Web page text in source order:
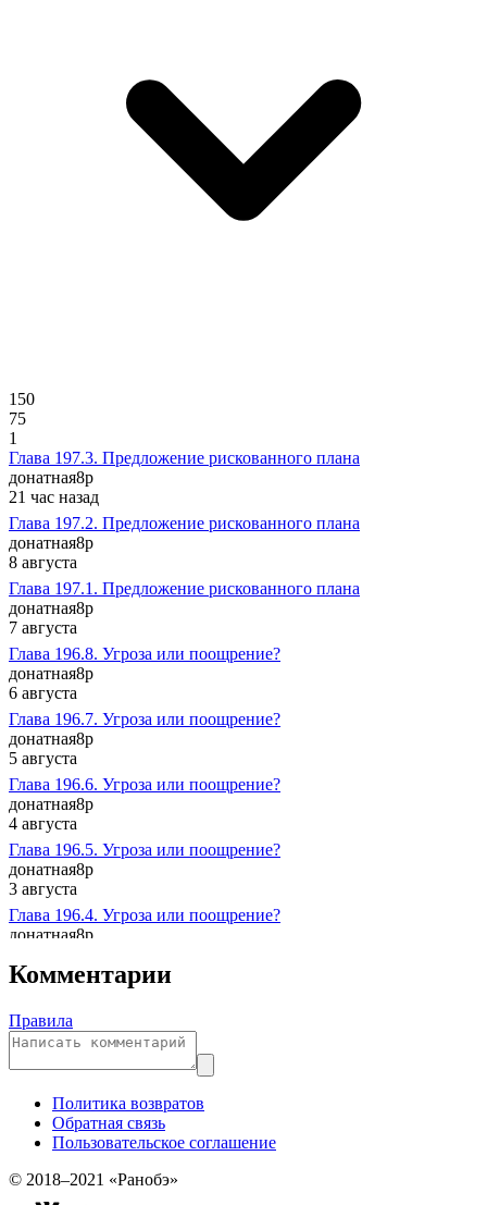
150
75
1
Глава 197.3. Предложение рискованного плана
донатная8p
21 час назад
Глава 197.2. Предложение рискованного плана
донатная8p
8 августа
Глава 197.1. Предложение рискованного плана
донатная8p
7 августа
Глава 196.8. Угроза или поощрение?
донатная8p
6 августа
Глава 196.7. Угроза или поощрение?
донатная8p
5 августа
Глава 196.6. Угроза или поощрение?
донатная8p
4 августа
Глава 196.5. Угроза или поощрение?
донатная8p
3 августа
Глава 196.4. Угроза или поощрение?
донатная8p
Глава 196.3. Угроза или поощрение?
1 августа
Глава 196.2. Угроза или поощрение?
донатная8p
Комментарии
Правила
Политика возвратов
Обратная связь
Пользовательское соглашение
© 2018–2021 «Ранобэ»